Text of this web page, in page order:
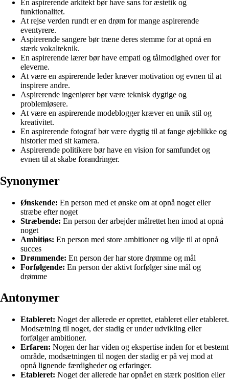
En aspirerende arkitekt bør have sans for æstetik og
funktionalitet.
At rejse verden rundt er en drøm for mange aspirerende
eventyrere.
Aspirerende sangere bør træne deres stemme for at opnå en
stærk vokalteknik.
En aspirerende lærer bør have empati og tålmodighed over for
eleverne.
At være en aspirerende leder kræver motivation og evnen til at
inspirere andre.
Aspirerende ingeniører bør være teknisk dygtige og
problemløsere.
At være en aspirerende modeblogger kræver en unik stil og
kreativitet.
En aspirerende fotograf bør være dygtig til at fange øjeblikke og
historier med sit kamera.
Aspirerende politikere bør have en vision for samfundet og
evnen til at skabe forandringer.
Synonymer
Ønskende: En person med et ønske om at opnå noget eller
stræbe efter noget
Stræbende: En person der arbejder målrettet hen imod at opnå
noget
Ambitiøs: En person med store ambitioner og vilje til at opnå
succes
Drømmende: En person der har store drømme og mål
Forfølgende: En person der aktivt forfølger sine mål og
drømme
Antonymer
Etableret: Noget der allerede er oprettet, etableret eller etableret.
Modsætning til noget, der stadig er under udvikling eller
forfølger ambitioner.
Erfaren: Nogen der har viden og ekspertise inden for et bestemt
område, modsætningen til nogen der stadig er på vej mod at
opnå lignende færdigheder og erfaringer.
Etableret: Noget der allerede har opnået en stærk position eller